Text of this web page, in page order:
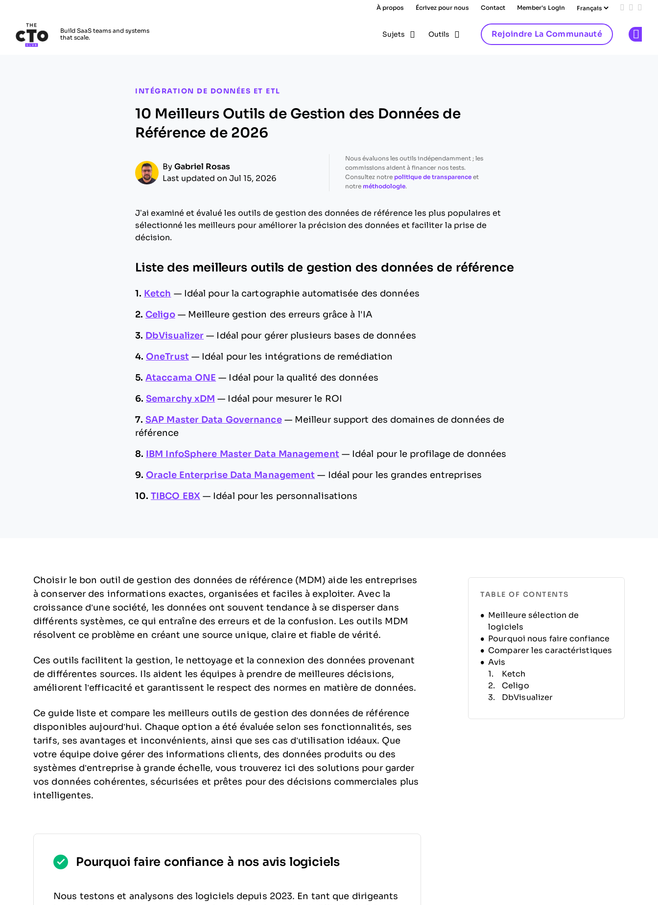
À propos Écrivez pour nous Contact Member's Login Add us
Follow
Build SaaS teams and systems
that scale.
Sujets Outils Rejoindre La Communauté
INTÉGRATION DE DONNÉES ET ETL
10 Meilleurs Outils de Gestion des Données de
Référence de 2026
By Gabriel Rosas
Last updated on Jul 15, 2026
Nous évaluons les outils indépendamment ; les
commissions aident à financer nos tests.
Consultez notre politique de transparenceet
notre méthodologie.
J’ai examiné et évalué les outils de gestion des données de référence les plus populaires et
sélectionné les meilleurs pour améliorer la précision des données et faciliter la prise de
décision.
Liste des meilleurs outils de gestion des données de référence
1. Ketch — Idéal pour la cartographie automatisée des données
2. Celigo — Meilleure gestion des erreurs grâce à l'IA
3. DbVisualizer — Idéal pour gérer plusieurs bases de données
4. OneTrust — Idéal pour les intégrations de remédiation
5. Ataccama ONE — Idéal pour la qualité des données
6. Semarchy xDM — Idéal pour mesurer le ROI
7. SAP Master Data Governance — Meilleur support des domaines de données de
référence
8. IBM InfoSphere Master Data Management — Idéal pour le profilage de données
9. Oracle Enterprise Data Management — Idéal pour les grandes entreprises
10. TIBCO EBX — Idéal pour les personnalisations
Choisir le bon outil de gestion des données de référence (MDM) aide les entreprises
à conserver des informations exactes, organisées et faciles à exploiter. Avec la
croissance d’une société, les données ont souvent tendance à se disperser dans
différents systèmes, ce qui entraîne des erreurs et de la confusion. Les outils MDM
résolvent ce problème en créant une source unique, claire et fiable de vérité.
Ces outils facilitent la gestion, le nettoyage et la connexion des données provenant
de différentes sources. Ils aident les équipes à prendre de meilleures décisions,
améliorent l’efficacité et garantissent le respect des normes en matière de données.
Ce guide liste et compare les meilleurs outils de gestion des données de référence
disponibles aujourd’hui. Chaque option a été évaluée selon ses fonctionnalités, ses
tarifs, ses avantages et inconvénients, ainsi que ses cas d’utilisation idéaux. Que
votre équipe doive gérer des informations clients, des données produits ou des
systèmes d’entreprise à grande échelle, vous trouverez ici des solutions pour garder
vos données cohérentes, sécurisées et prêtes pour des décisions commerciales plus
intelligentes.
Pourquoi faire confiance à nos avis logiciels
Nous testons et analysons des logiciels depuis 2023. En tant que dirigeants
TABLE OF CONTENTS
Meilleure sélection de
logiciels
Pourquoi nous faire confiance
Comparer les caractéristiques
Avis
Ketch
Celigo
DbVisualizer
Ataccama ONE